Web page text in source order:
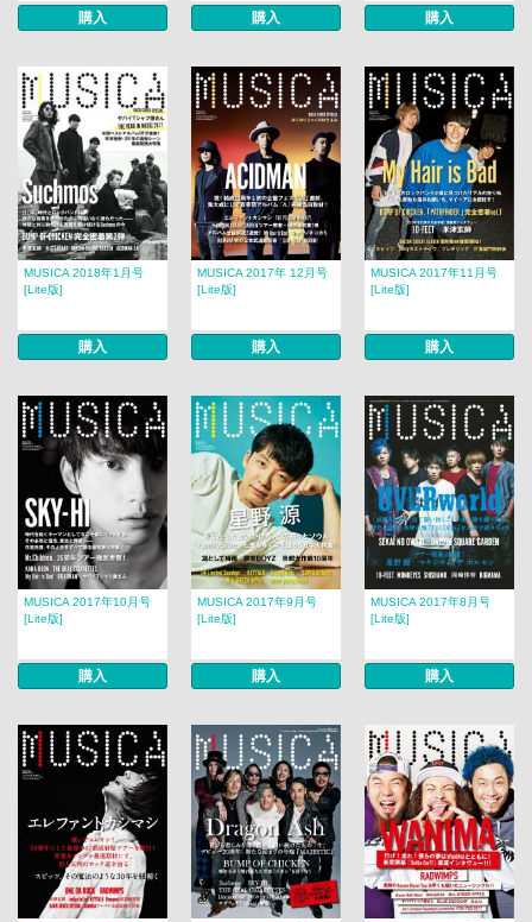
購入 購入 購入
MUSICA 2018年1月号
[Lite版]
購入
MUSICA 2017年 12月号​​
[Lite版]
購入
MUSICA 2017年11月号
[Lite版]
購入
MUSICA 2017年10月号
[Lite版]
購入
MUSICA 2017年9月号
[Lite版]
購入
MUSICA 2017年8月号​​
[Lite版]
購入